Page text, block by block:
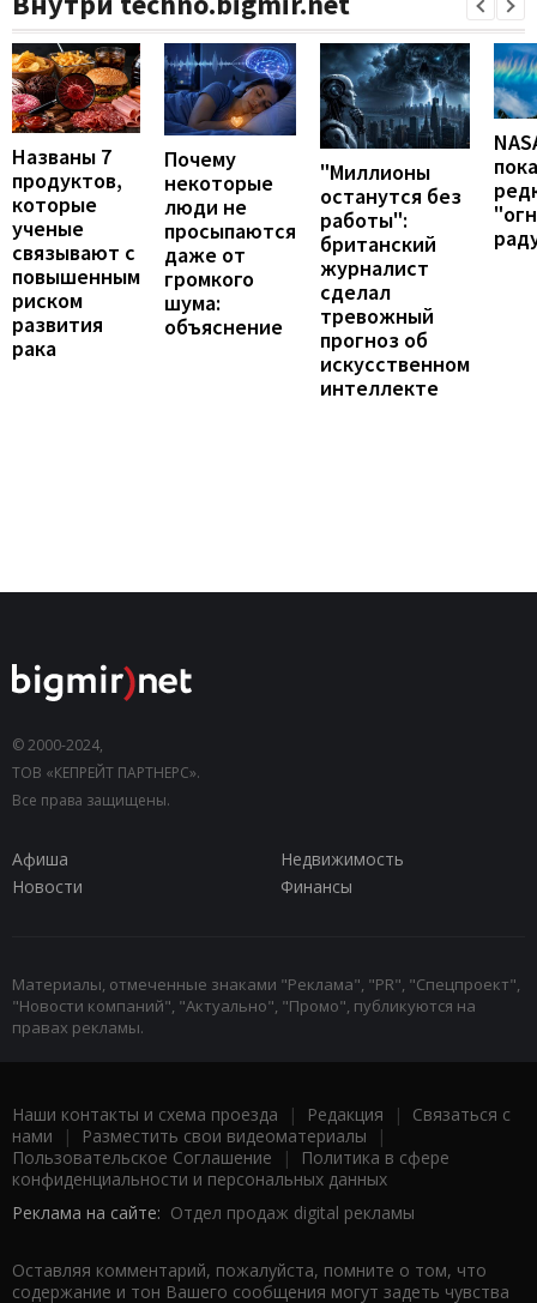
Названы 7
продуктов,
которые
ученые
связывают с
повышенным
риском
развития
рака
Почему
некоторые
люди не
просыпаются
даже от
громкого
шума:
объяснение
"Миллионы
останутся без
работы":
британский
журналист
сделал
тревожный
прогноз об
искусственном
интеллекте
© 2000-2024,
ТОВ «КЕПРЕЙТ ПАРТНЕРС».
Все права защищены.
Афиша
Недвижимость
Новости
Финансы
Материалы, отмеченные знаками "Реклама", "PR", "Спецпроект",
"Новости компаний", "Актуально", "Промо", публикуются на
правах рекламы.
Наши контакты и схема проезда | Редакция | Связаться с
нами | Разместить свои видеоматериалы |
Пользовательское Соглашение |
Политика в сфере
конфиденциальности и персональных данных
Реклама на сайте: Отдел продаж digital рекламы
Оставляя комментарий, пожалуйста, помните о том, что
содержание и тон Вашего сообщения могут задеть чувства